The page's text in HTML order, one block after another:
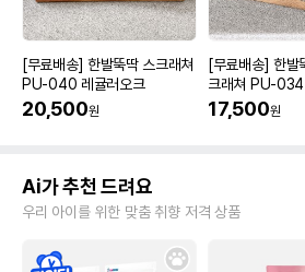
[무료배송] 한발뚝딱 스크래쳐
PU-040 레귤러오크
20,500원
[무료배송] 한발
크래쳐 PU-034
17,500원
Ai가 추천 드려요
우리 아이를 위한 맞춤 취향 저격 상품